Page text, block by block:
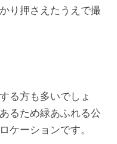
り押さえたうえで撮
る方も多いでしょ
るため緑あふれる公
ケーションです。